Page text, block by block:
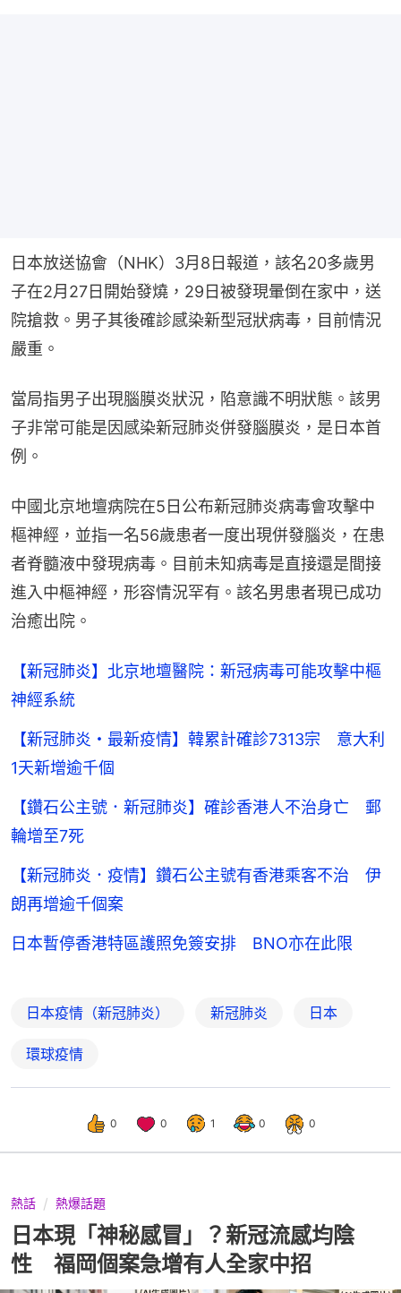
日本放送協會（NHK）3月8日報道，該名20多歲男
子在2月27日開始發燒，29日被發現暈倒在家中，送
院搶救。男子其後確診感染新型冠狀病毒，目前情況
嚴重。
當局指男子出現腦膜炎狀況，陷意識不明狀態。該男
子非常可能是因感染新冠肺炎併發腦膜炎，是日本首
例。
中國北京地壇病院在5日公布新冠肺炎病毒會攻擊中
樞神經，並指一名56歲患者一度出現併發腦炎，在患
者脊髓液中發現病毒。目前未知病毒是直接還是間接
進入中樞神經，形容情況罕有。該名男患者現已成功
治癒出院。
【新冠肺炎】北京地壇醫院：新冠病毒可能攻擊中樞
神經系統
【新冠肺炎・最新疫情】韓累計確診7313宗 意大利
1天新增逾千個
【鑽石公主號．新冠肺炎】確診香港人不治身亡 郵
輪增至7死
【新冠肺炎．疫情】鑽石公主號有香港乘客不治 伊
朗再增逾千個案
日本暫停香港特區護照免簽安排 BNO亦在此限
日本疫情（新冠肺炎） 新冠肺炎 日本
環球疫情
0 0 1 0 0
熱話 熱爆話題
日本現「神秘感冒」？新冠流感均陰
性 福岡個案急增有人全家中招